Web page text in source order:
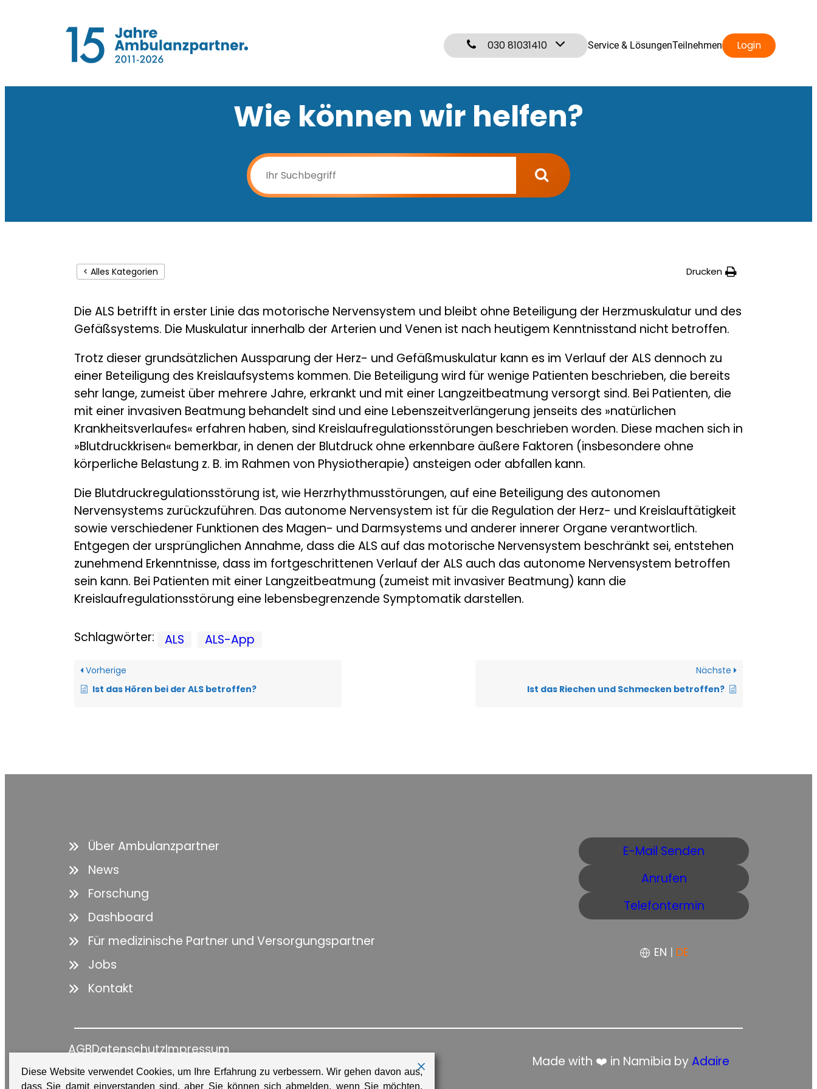
030 81031410 Service & LösungenTeilnehmen Login
Wie können wir helfen?
< Alles Kategorien Drucken
Die ALS betrifft in erster Linie das motorische Nervensystem und bleibt ohne Beteiligung der Herzmuskulatur und des
Gefäßsystems. Die Muskulatur innerhalb der Arterien und Venen ist nach heutigem Kenntnisstand nicht betroffen.
Trotz dieser grundsätzlichen Aussparung der Herz- und Gefäßmuskulatur kann es im Verlauf der ALS dennoch zu
einer Beteiligung des Kreislaufsystems kommen. Die Beteiligung wird für wenige Patienten beschrieben, die bereits
sehr lange, zumeist über mehrere Jahre, erkrankt und mit einer Langzeitbeatmung versorgt sind. Bei Patienten, die
mit einer invasiven Beatmung behandelt sind und eine Lebenszeitverlängerung jenseits des »natürlichen
Krankheitsverlaufes« erfahren haben, sind Kreislaufregulationsstörungen beschrieben worden. Diese machen sich in
»Blutdruckkrisen« bemerkbar, in denen der Blutdruck ohne erkennbare äußere Faktoren (insbesondere ohne
körperliche Belastung z. B. im Rahmen von Physiotherapie) ansteigen oder abfallen kann.
Die Blutdruckregulationsstörung ist, wie Herzrhythmusstörungen, auf eine Beteiligung des autonomen
Nervensystems zurückzuführen. Das autonome Nervensystem ist für die Regulation der Herz- und Kreislauftätigkeit
sowie verschiedener Funktionen des Magen- und Darmsystems und anderer innerer Organe verantwortlich.
Entgegen der ursprünglichen Annahme, dass die ALS auf das motorische Nervensystem beschränkt sei, entstehen
zunehmend Erkenntnisse, dass im fortgeschrittenen Verlauf der ALS auch das autonome Nervensystem betroffen
sein kann. Bei Patienten mit einer Langzeitbeatmung (zumeist mit invasiver Beatmung) kann die
Kreislaufregulationsstörung eine lebensbegrenzende Symptomatik darstellen.
Schlagwörter: ALS ALS-App
Vorherige
Ist das Hören bei der ALS betroffen?
Nächste
Ist das Riechen und Schmecken betroffen?
Über Ambulanzpartner
News
Forschung
Dashboard
Für medizinische Partner und Versorgungspartner
Jobs
Kontakt
E-Mail Senden
Anrufen
Telefontermin
EN | DE
AGBDatenschutzImpressum
Made with ❤️ in Namibia byAdaire
Diese Website verwendet Cookies, um Ihre Erfahrung zu verbessern. Wir gehen davon aus,
dass Sie damit einverstanden sind, aber Sie können sich abmelden, wenn Sie möchten.